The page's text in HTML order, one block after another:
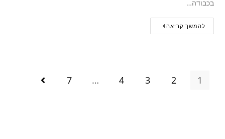
בכבודה…
להמשך קריאה
1
2
3
4
…
7